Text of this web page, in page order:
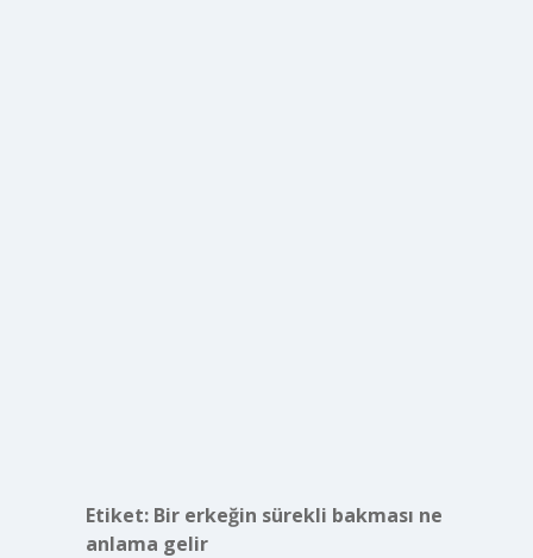
Etiket: Bir erkeğin sürekli bakması ne
anlama gelir